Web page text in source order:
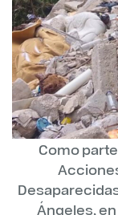
Como
Ángeles,